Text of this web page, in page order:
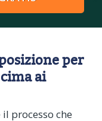
per
ai
processo che